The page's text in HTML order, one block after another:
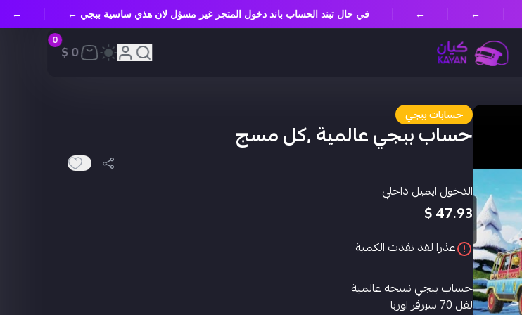
0
0 $
حسابات ببجي
حساب ببجي عالمية ,كل مسج
الدخول ايميل داخلي
47.93 $
عذرا لقد نفدت الكمية
حساب ببجي نسخه عالمية
لفل 70 سيرفر اوربا
في حال تبند الحساب باند دخول المتجر غير مسؤل لان هذي ساسية ببجي ←